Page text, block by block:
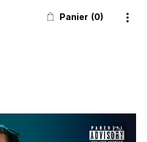
Panier 0